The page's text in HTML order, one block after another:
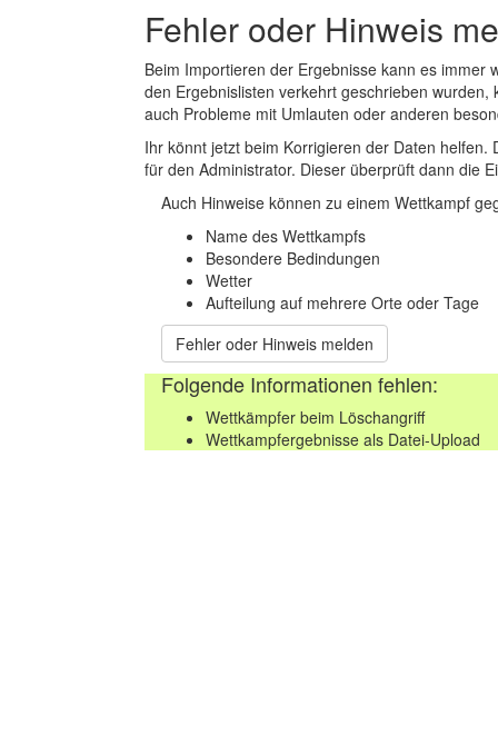
Fehler oder Hinweis
Beim Importieren der Ergebnisse kann es
den Ergebnislisten verkehrt geschrieben
auch Probleme mit Umlauten oder anderen
Ihr könnt jetzt beim Korrigieren der Daten
für den Administrator. Dieser überprüft dann die
Auch Hinweise können zu einem Wettkampf
Name des Wettkampfs
Besondere Bedindungen
Wetter
Aufteilung auf mehrere Orte oder Tage
Fehler oder Hinweis melden
Folgende Informationen fehlen:
Wettkämpfer beim Löschangriff
Wettkampfergebnisse als Datei-Upload